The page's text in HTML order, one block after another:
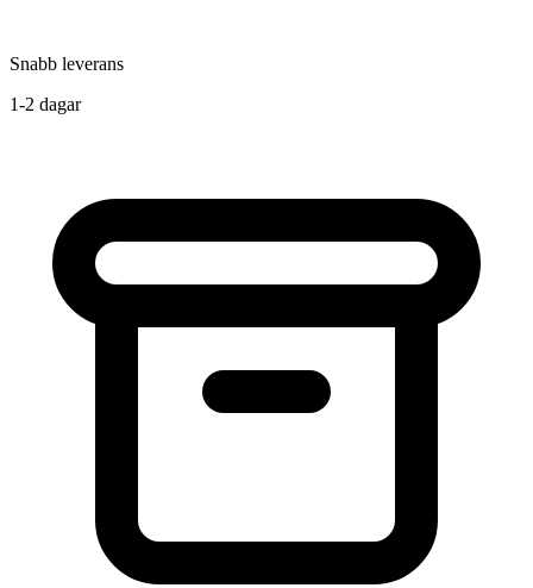
Snabb leverans
1-2 dagar